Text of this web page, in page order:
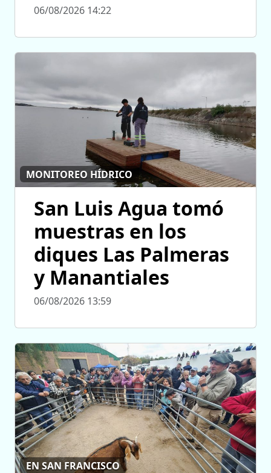
06/08/2026 14:22
MONITOREO HÍDRICO
San Luis Agua tomó
muestras en los
diques Las Palmeras
y Manantiales
06/08/2026 13:59
EN SAN FRANCISCO